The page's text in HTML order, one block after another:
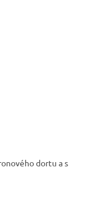
dortu a s